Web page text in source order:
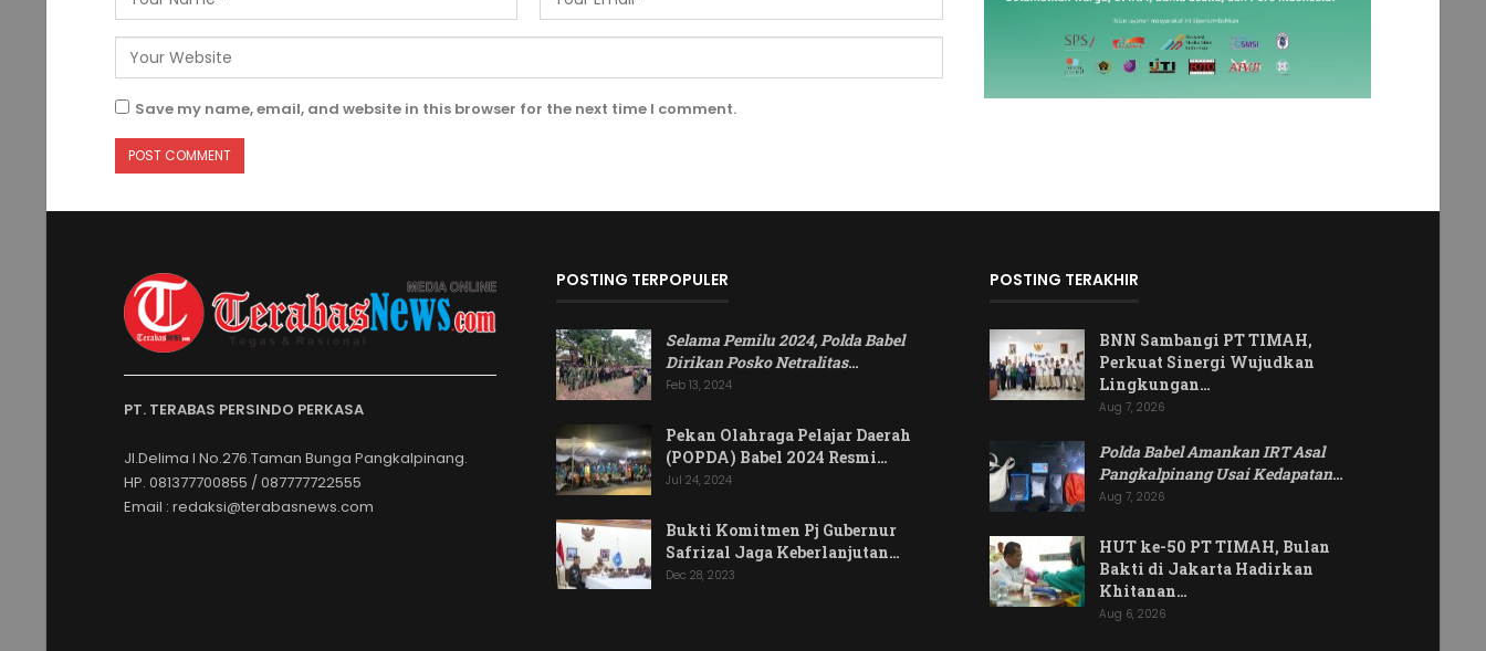
Save my name, email, and website in this browser for the next time I comment.
PT. TERABAS PERSINDO PERKASA
Jl.Delima I No.276.Taman Bunga Pangkalpinang.
HP. 081377700855 / 087777722555
Email : redaksi@terabasnews.com
POSTING TERPOPULER
Selama Pemilu 2024, Polda Babel
Dirikan Posko Netralitas…
Feb 13, 2024
Pekan Olahraga Pelajar Daerah
(POPDA) Babel 2024 Resmi…
Jul 24, 2024
Bukti Komitmen Pj Gubernur
Safrizal Jaga Keberlanjutan…
Dec 28, 2023
POSTING TERAKHIR
BNN Sambangi PT TIMAH,
Perkuat Sinergi Wujudkan
Lingkungan…
Aug 7, 2026
Polda Babel Amankan IRT Asal
Pangkalpinang Usai Kedapatan…
Aug 7, 2026
HUT ke-50 PT TIMAH, Bulan
Bakti di Jakarta Hadirkan
Khitanan…
Aug 6, 2026